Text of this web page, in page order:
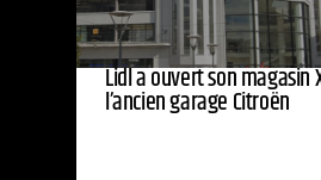
Lidl a ouvert son magasin
l’ancien garage Citroën